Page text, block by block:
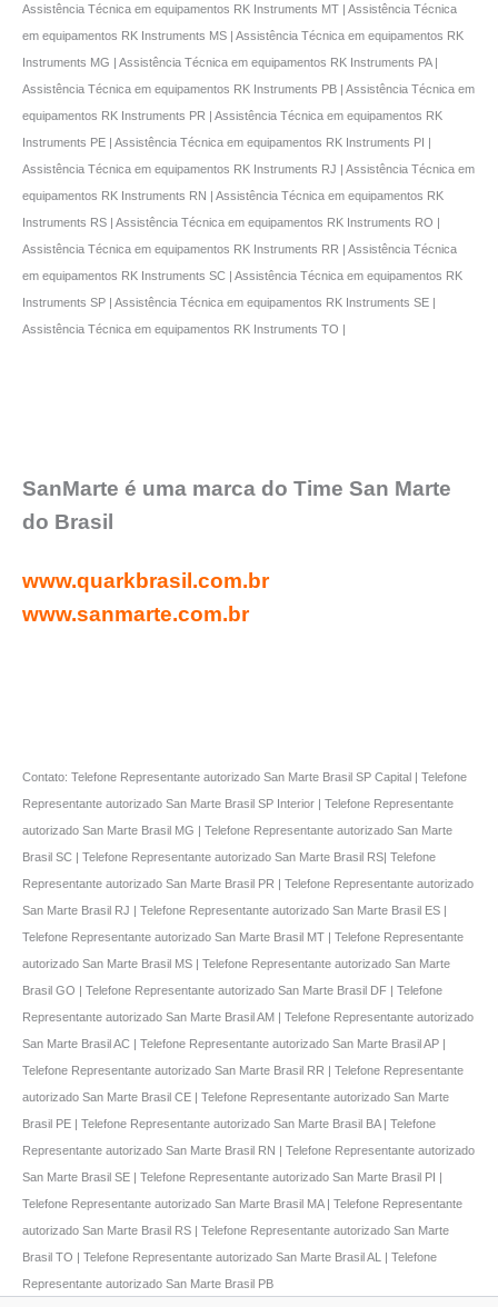
Assistência Técnica em equipamentos RK Instruments MT | Assistência Técnica
em equipamentos RK Instruments MS | Assistência Técnica em equipamentos RK
Instruments MG | Assistência Técnica em equipamentos RK Instruments PA |
Assistência Técnica em equipamentos RK Instruments PB | Assistência Técnica em
equipamentos RK Instruments PR | Assistência Técnica em equipamentos RK
Instruments PE | Assistência Técnica em equipamentos RK Instruments PI |
Assistência Técnica em equipamentos RK Instruments RJ | Assistência Técnica em
equipamentos RK Instruments RN | Assistência Técnica em equipamentos RK
Instruments RS | Assistência Técnica em equipamentos RK Instruments RO |
Assistência Técnica em equipamentos RK Instruments RR | Assistência Técnica
em equipamentos RK Instruments SC | Assistência Técnica em equipamentos RK
Instruments SP | Assistência Técnica em equipamentos RK Instruments SE |
Assistência Técnica em equipamentos RK Instruments TO |
SanMarte é uma marca do Time San Marte
do Brasil
www.quarkbrasil.com.br
www.sanmarte.com.br
Contato: Telefone Representante autorizado San Marte Brasil SP Capital | Telefone
Representante autorizado San Marte Brasil SP Interior | Telefone Representante
autorizado San Marte Brasil MG | Telefone Representante autorizado San Marte
Brasil SC | Telefone Representante autorizado San Marte Brasil RS| Telefone
Representante autorizado San Marte Brasil PR | Telefone Representante autorizado
San Marte Brasil RJ | Telefone Representante autorizado San Marte Brasil ES |
Telefone Representante autorizado San Marte Brasil MT | Telefone Representante
autorizado San Marte Brasil MS | Telefone Representante autorizado San Marte
Brasil GO | Telefone Representante autorizado San Marte Brasil DF | Telefone
Representante autorizado San Marte Brasil AM | Telefone Representante autorizado
San Marte Brasil AC | Telefone Representante autorizado San Marte Brasil AP |
Telefone Representante autorizado San Marte Brasil RR | Telefone Representante
autorizado San Marte Brasil CE | Telefone Representante autorizado San Marte
Brasil PE | Telefone Representante autorizado San Marte Brasil BA | Telefone
Representante autorizado San Marte Brasil RN | Telefone Representante autorizado
San Marte Brasil SE | Telefone Representante autorizado San Marte Brasil PI |
Telefone Representante autorizado San Marte Brasil MA | Telefone Representante
autorizado San Marte Brasil RS | Telefone Representante autorizado San Marte
Brasil TO | Telefone Representante autorizado San Marte Brasil AL | Telefone
Representante autorizado San Marte Brasil PB